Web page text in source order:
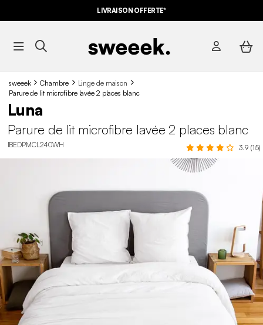
LIVRAISON OFFERTE*
sweeek Chambre
Linge de maison
Parure de lit microfibre lavée 2 places blanc
Luna
Parure de lit microfibre lavée 2 places blanc
IBEDPMCL240WH 3.9 (15)